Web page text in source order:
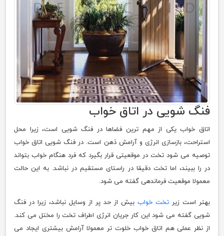
فنگ شویی در اتاق خواب
اتاق خواب یکی از مهم ترین فضاها در فنگ شویی است، زیرا محل
استراحت، بازسازی انرژی و آرامش ذهن است. در فنگ شویی اتاق خواب
توصیه می شود تخت در موقعیتی قرار بگیرد که فرد هنگام خواب بتواند
در را ببیند، اما تخت دقیقا در راستای مستقیم در نباشد. به این حالت
معمولا موقعیت فرماندهی گفته می شود.
بهتر است زیر تخت خواب بیش از حد پر از وسایل نباشد، زیرا در فنگ
شویی گفته می شود این کار جریان انرژی اطراف تخت را مختل می کند.
از نظر عملی هم اتاق خواب خلوت تر معمولا آرامش بیشتری ایجاد می